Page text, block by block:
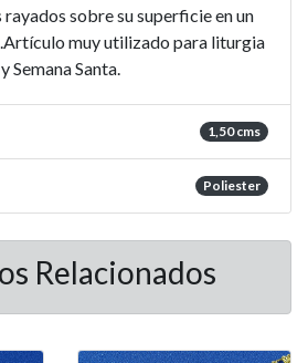
sobre su superficie en un
muy utilizado para liturgia
y Semana Santa.
1,50 cms
Poliester
Relacionados